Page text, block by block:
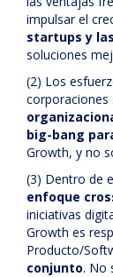
impulsar el
startups y
soluciones
(2) Los
corporaciones
big-bang
Growth, y no
(3) Dentro de
enfoque
iniciativas
Growth es
Producto/
conjunto. No